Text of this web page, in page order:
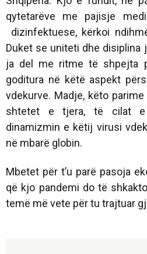
qytetarëve me pajisje
dizinfektuese, kërkoi
Duket se uniteti dhe disiplina
ja del me ritme të shpejta
goditura në këtë aspekt
vdekurve. Madje, këto
shtetet e tjera, të cilat e
dinamizmin e këtij virusi
në mbarë globin.
Mbetet për t’u parë pasoja
që kjo pandemi do të
temë më vete për tu trajtuar